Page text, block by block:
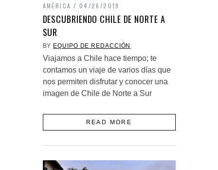
AMÉRICA
04/26/2019
DESCUBRIENDO CHILE DE NORTE A
SUR
BY EQUIPO DE REDACCIÓN
Viajamos a Chile hace tiempo; te
contamos un viaje de varios días que
nos permiten disfrutar y conocer una
imagen de Chile de Norte a Sur
READ MORE